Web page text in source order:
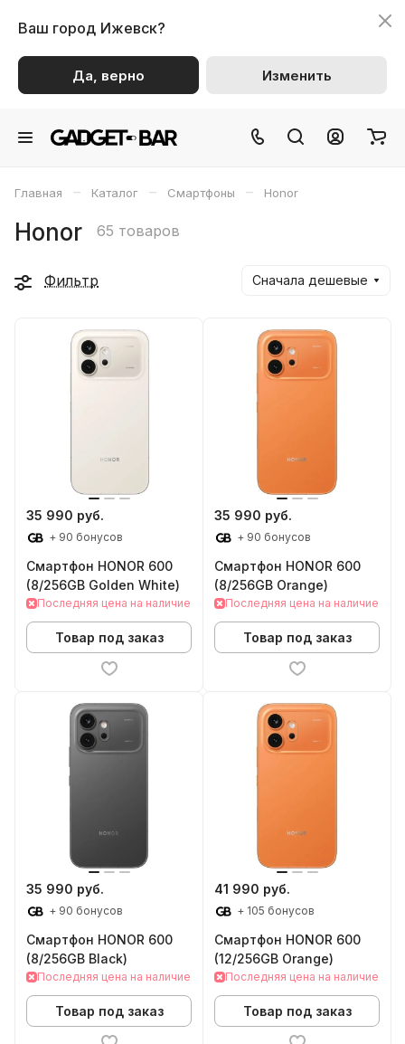
Ваш город Ижевск?
Да, верно Изменить
Главная – Каталог – Смартфоны – Honor
Honor 65 товаров
Фильтр Сначала дешевые
35 990 руб.
+ 90 бонусов
Смартфон HONOR 600
(8/256GB Golden White)
Последняя цена на наличие
Товар под заказ
35 990 руб.
+ 90 бонусов
Смартфон HONOR 600
(8/256GB Orange)
Последняя цена на наличие
Товар под заказ
35 990 руб.
+ 90 бонусов
Смартфон HONOR 600
(8/256GB Black)
Последняя цена на наличие
Товар под заказ
41 990 руб.
+ 105 бонусов
Смартфон HONOR 600
(12/256GB Orange)
Последняя цена на наличие
Товар под заказ